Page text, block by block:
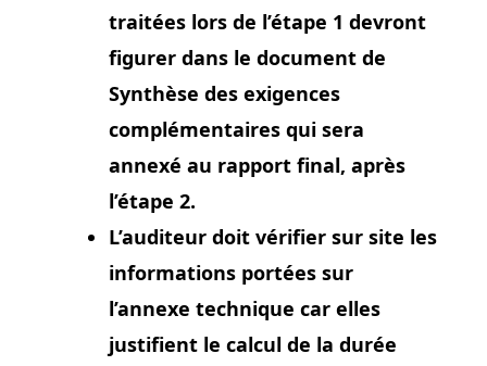
traitées lors de l’étape 1 devront
figurer dans le document de
Synthèse des exigences
complémentaires qui sera
annexé au rapport final, après
l’étape 2.
L’auditeur doit vérifier sur site les
informations portées sur
l’annexe technique car elles
justifient le calcul de la durée